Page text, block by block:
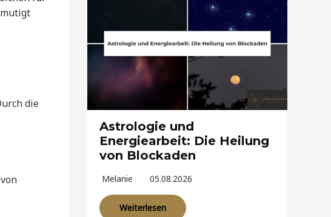
die
Astrologie und
Energiearbeit: Die Heilung
von Blockaden
Melanie 05.08.2026
Weiterlesen